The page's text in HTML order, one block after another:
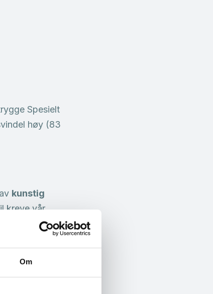
Om
Spesielt
høy (83
kunstig
kreve vår